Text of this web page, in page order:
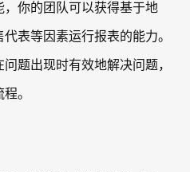
你的团队可以获得基于地
表等因素运行报表的能力。
题出现时有效地解决问题，
。